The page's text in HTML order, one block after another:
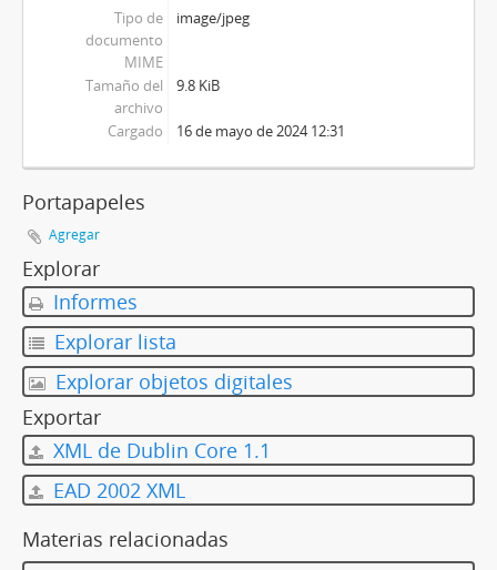
Tipo de
documento
MIME
image/jpeg
Tamaño del
archivo
9.8 KiB
Cargado 16 de mayo de 2024 12:31
Portapapeles
Agregar
Explorar
Informes
Explorar lista
Explorar objetos digitales
Exportar
XML de Dublin Core 1.1
EAD 2002 XML
Materias relacionadas